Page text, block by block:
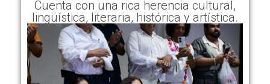
Cuenta con una rica herencia cultural,
lingüística, literaria, histórica y artística.